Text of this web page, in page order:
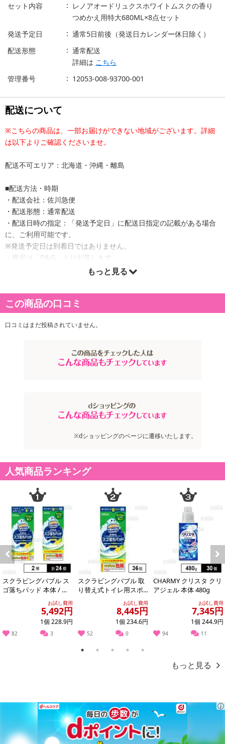
セット内容
レノアオードリュクスホワイトムスクの香り
つめかえ用特大680ML×8点セット
発送予定日
通常5日前後（発送日カレンダー休日除く）
配送形態
通常配送
詳細は こちら
管理番号
12053-008-93700-001
配送について
※こちらの商品は、一部お届けができない地域がございます。詳細
は以下よりご確認くださいませ。
配送不可エリア：北海道・沖縄・離島
■配送方法・時期
・配送会社：佐川急便
・配送形態：通常配送
・配送日時の指定：「発送予定日」に配送日指定の記載がある場合
に、ご利用可能です。
※発送予定日は到着日ではありません。
・商品は「P&G」より出荷します。
商品詳細
・原材料/材質/素材：界面活性剤（エステル型ジアルキルアンモニ
ウム塩）、安定化剤、香料
ない。原液が直接、洗濯機のステンレス、ゴム部分にかからないよ
うにする。最後のすすぎ (本品使用時) には、水道水を使う。
【賞味・消費期限のある商品について】
商品到着時点でのお日持ち期間は、配送日数などにより異なります
のでご了承ください。
【キャンセルについて】
※お申込み後のキャンセルはお受けできません。
記載されている内容を必ずご確認いただき、お届けする商品セット
にご納得いただきましたうえでお申し込みください。
※パッケージ変更や商品リニューアル（成分など含む）等により、
参考の掲載画像や画像内のバーコードなど、お届け商品と多少異な
る場合がございます。
また、[新たな加工食品の原料原産地表示制度]の経過措置期間の終
了により、商品詳細内に記載の原産国・原材料の表記が旧表記の場
合がございます。
あらかじめご了承いただいた上でお申込みください。なお、本理由
【発送・お届け・商品について】
※お申込み頂きました商品の同梱、お届けの日時指定はいたしかね
ます。
もっと見る
この商品の口コミ
口コミはまだ投稿されていません。
※dショッピングのページに遷移いたします。
人気商品ランキング
Previous
スクラビングバブル ス
ゴ落ちパッド 本体 / つ
お試し費用
5,492円
1個 228.9円
82 3
スクラビングバブル 取
り替え式トイレ用スポ
ンジクリーナー スゴ落
ちパッド 替え
お試し費用
8,445円
1個 234.6円
52 0
CHARMY クリスタ クリ
アジェル 本体 480g
お試し費用
7,345円
1個 244.9円
94 11
Next
1 2 3 4 5
もっと見る